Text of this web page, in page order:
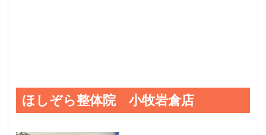
ほしぞら整体院 小牧岩倉店